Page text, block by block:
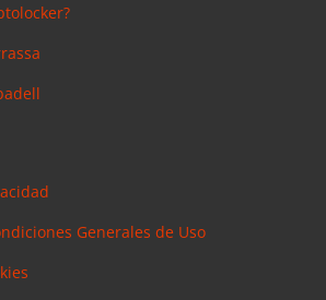
Generales de Uso